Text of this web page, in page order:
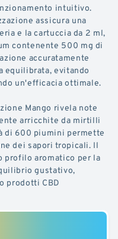
intuitivo.
assicura una
e la cartuccia da 2 ml,
contenente 500 mg di
accuratamente
equilibrata, evitando
un'efficacia ottimale.
Mango rivela note
arricchite da mirtilli
di 600 piumini permette
dei sapori tropicali. Il
profilo aromatico per la
gustativo,
prodotti CBD